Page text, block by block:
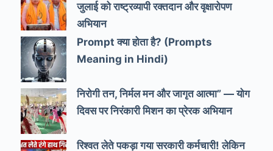
जुलाई को राष्ट्रव्यापी रक्तदान और वृक्षारोपण
अभियान
Prompt क्या होता है? (Prompts
Meaning in Hindi)
निरोगी तन, निर्मल मन और जागृत आत्मा” — योग
दिवस पर निरंकारी मिशन का प्रेरक अभियान
रिश्वत लेते पकड़ा गया सरकारी कर्मचारी! लेकिन